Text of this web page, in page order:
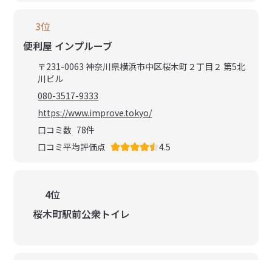
3位
便利屋 インプルーブ
〒231-0063 神奈川県横浜市中区桜木町２丁目２ 第5北
川ビル
080-3517-9333
https://www.improve.tokyo/
口コミ数 78件
口コミ平均評価点
4.5
4位
桜木町駅前公衆トイレ